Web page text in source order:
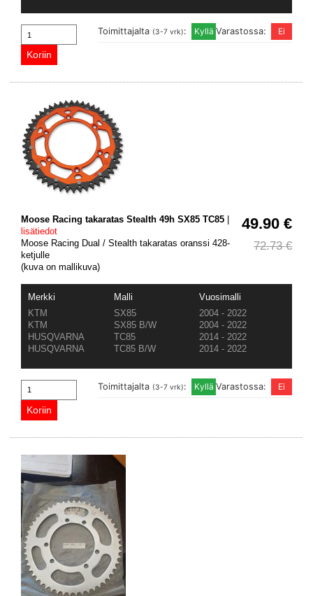
Varastossa:
Toimittajalta (3-7 vrk):
49.90 €
72.73 €
Moose Racing takaratas Stealth 49h SX85 TC85
lisätiedot
Moose Racing Dual / Stealth takaratas oranssi 428-
ketjulle
(kuva on mallikuva)
Merkki Malli
Vuosimalli
KTM
SX85
2004 - 2022
KTM
SX85 B/W
2004 - 2022
HUSQVARNA
TC85
2014 - 2022
HUSQVARNA
TC85 B/W 2014 - 2022
Varastossa:
Toimittajalta (3-7 vrk):